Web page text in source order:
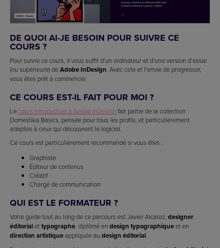
DE QUOI AI-JE BESOIN POUR SUIVRE CE
COURS ?
Pour suivre ce cours, il vous suffit d’un ordinateur et d’une version d’essai
(ou supérieure) deAdobe InDesign . Avec cela et l’envie de progresser,
vous êtes prêt à commencer.
CE COURS EST-IL FAIT POUR MOI ?
Le cours Introduction à Adobe InDesign fait partie de la collection
Domestika Basics, pensée pour tous les profils, et particulièrement
adaptée à ceux qui découvrent le logiciel.
Ce cours est particulièrement recommandé si vous êtes :
Graphiste
Éditeur de contenus
Créatif
Chargé de communication
QUI EST LE FORMATEUR ?
Votre guide tout au long de ce parcours est Javier Alcaraz, designer
éditorialet typographe , diplômé en design typographiqueet en
direction artistiqueappliquée au design éditorial